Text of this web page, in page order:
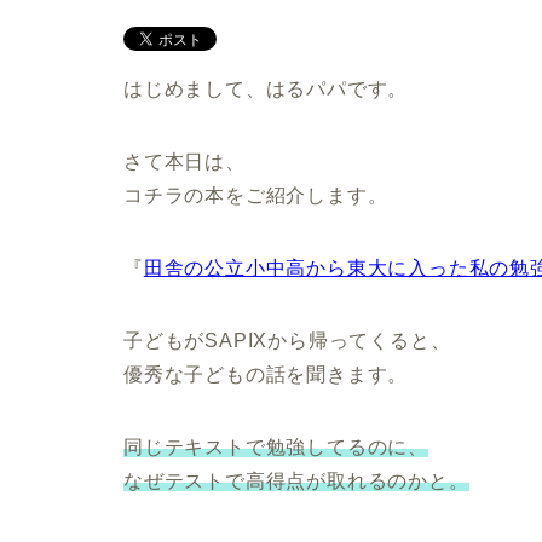
はじめまして、はるパパです。
さて本日は、
コチラの本をご紹介します。
『 田舎の公立小中高から東大に入った私の勉
子どもがSAPIXから帰ってくると、
優秀な子どもの話を聞きます。
同じテキストで勉強してるのに、
なぜテストで高得点が取れるのかと。